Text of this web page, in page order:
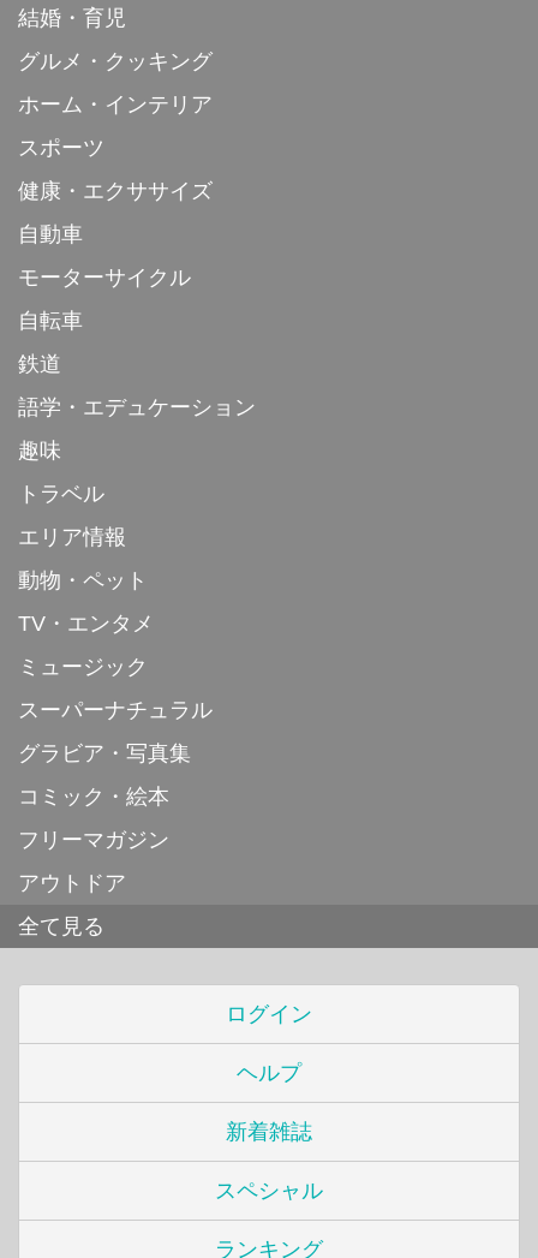
結婚・育児
グルメ・クッキング
ホーム・インテリア
スポーツ
健康・エクササイズ
自動車
モーターサイクル
自転車
鉄道
語学・エデュケーション
趣味
トラベル
エリア情報
動物・ペット
TV・エンタメ
ミュージック
スーパーナチュラル
グラビア・写真集
コミック・絵本
フリーマガジン
アウトドア
全て見る
ログイン
ヘルプ
新着雑誌
スペシャル
ランキング